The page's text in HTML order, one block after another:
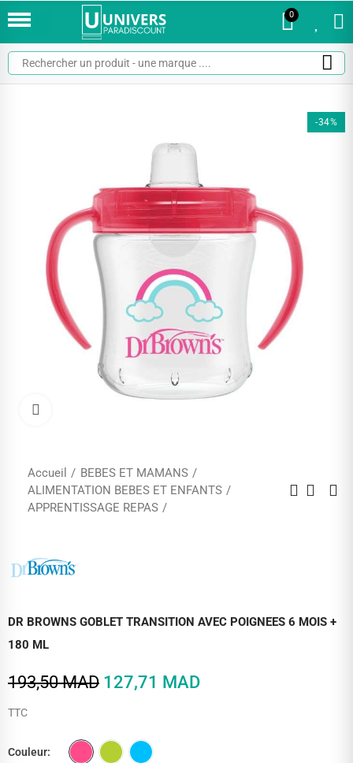
0
-34%
Accueil
BEBES ET MAMANS
ALIMENTATION BEBES ET ENFANTS
APPRENTISSAGE REPAS
DR BROWNS GOBLET TRANSITION AVEC POIGNEES 6 MOIS +
180 ML
193,50 MAD 127,71 MAD
TTC
Couleur